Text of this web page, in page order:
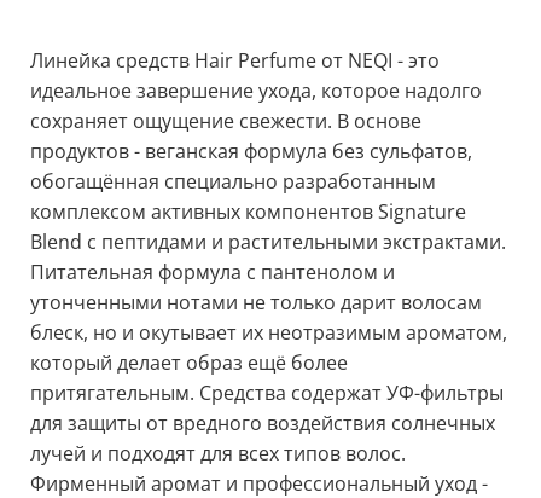
Линейка средств Hair Perfume от NEQI - это
идеальное завершение ухода, которое надолго
сохраняет ощущение свежести. В основе
продуктов - веганская формула без сульфатов,
обогащённая специально разработанным
комплексом активных компонентов Signature
Blend с пептидами и растительными экстрактами.
Питательная формула с пантенолом и
утонченными нотами не только дарит волосам
блеск, но и окутывает их неотразимым ароматом,
который делает образ ещё более
притягательным. Средства содержат УФ-фильтры
для защиты от вредного воздействия солнечных
лучей и подходят для всех типов волос.
Фирменный аромат и профессиональный уход -